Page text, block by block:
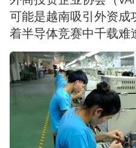
可能是越南吸引外资成
着半导体竞赛中千载难